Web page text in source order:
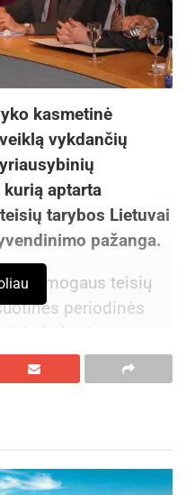
kasmetinė
vykdančių
aptarta
tarybos Lietuvai
pažanga.
žmogaus teisių
periodinės
į tris elementus:
apibendrintus
ataskaitų ar
atsiliepimus. Toks
organizacijų